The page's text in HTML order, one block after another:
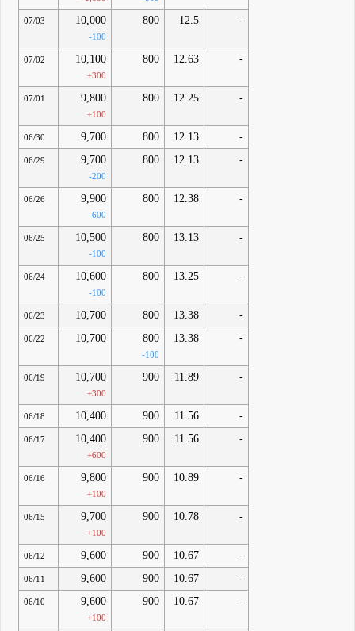
07/03 10,000
-100
800 12.5 -
07/02 10,100
+300
800 12.63 -
07/01 9,800
+100
800 12.25 -
06/30 9,700 800 12.13 -
06/29 9,700
-200
800 12.13 -
06/26 9,900
-600
800 12.38 -
06/25 10,500
-100
800 13.13 -
06/24 10,600
-100
800 13.25 -
06/23 10,700 800 13.38 -
06/22 10,700 800
-100
13.38 -
06/19 10,700
+300
900 11.89 -
06/18 10,400 900 11.56 -
06/17 10,400
+600
900 11.56 -
06/16 9,800
+100
900 10.89 -
06/15 9,700
+100
900 10.78 -
06/12 9,600 900 10.67 -
06/11 9,600 900 10.67 -
06/10 9,600
+100
900 10.67 -